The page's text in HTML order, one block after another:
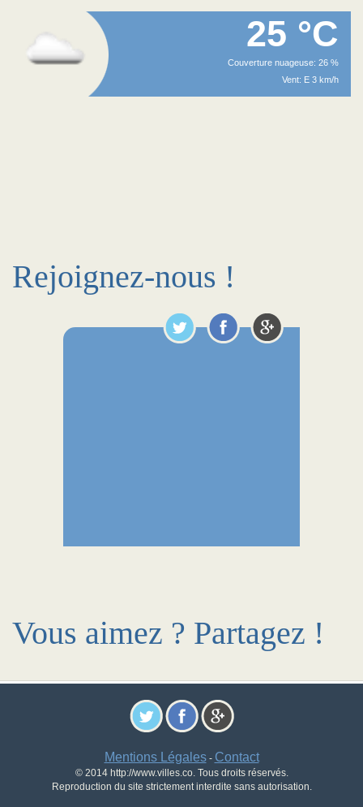
25 °C
Couverture nuageuse: 26 %
Vent: E 3 km/h
Rejoignez-nous !
Vous aimez ? Partagez !
Mentions Légales- Contact
© 2014 http://www.villes.co. Tous droits réservés.
Reproduction du site strictement interdite sans autorisation.